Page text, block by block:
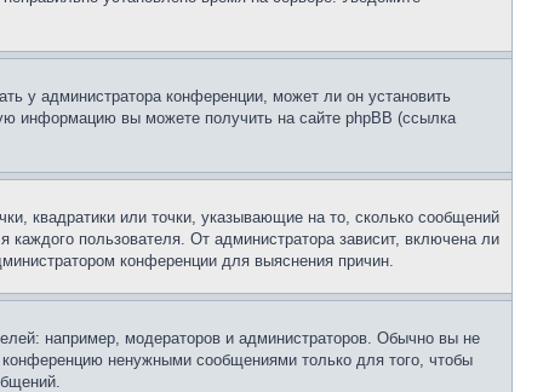
у администратора конференции, может ли он установить
информацию вы можете получить на сайте phpBB (ссылка
квадратики или точки, указывающие на то, сколько сообщений
пользователя. От администратора зависит, включена ли
конференции для выяснения причин.
например, модераторов и администраторов. Обычно вы не
ненужными сообщениями только для того, чтобы